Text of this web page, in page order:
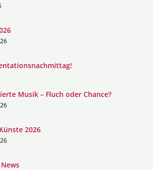
Musik – Fluch oder Chance?
2026